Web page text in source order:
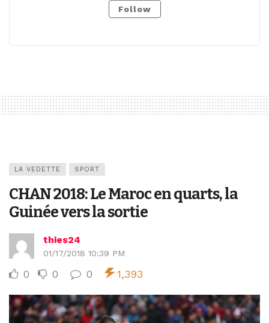
Follow
LA VEDETTE SPORT
CHAN 2018: Le Maroc en quarts, la
Guinée vers la sortie
thies24
01/17/2018 10:39 PM
0 0 0 1,393